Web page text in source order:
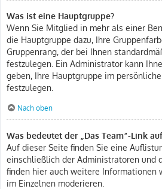
Was ist eine Hauptgruppe?
Wenn Sie Mitglied in mehr als einer
die Hauptgruppe dazu, Ihre
Gruppenrang, der bei Ihnen
festzulegen. Ein Administrator kann
geben, Ihre Hauptgruppe im
festzulegen.
Nach oben
Was bedeutet der „Das Team“-Link
Auf dieser Seite finden Sie eine
einschließlich der Administratoren und
finden hier auch weitere Informationen
im Einzelnen moderieren.